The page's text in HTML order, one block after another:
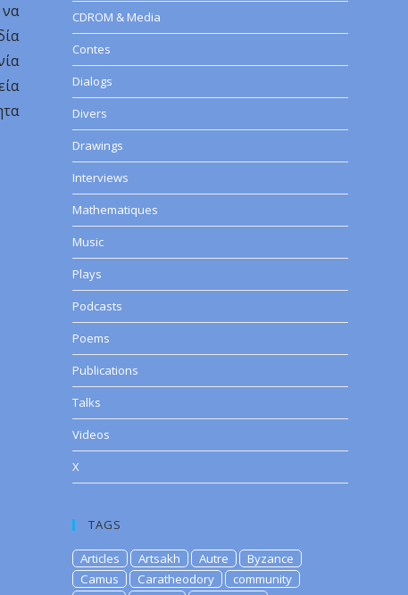
CDROM & Media
Contes
Dialogs
Divers
Drawings
Interviews
Mathematiques
Music
Plays
Podcasts
Poems
Publications
Talks
Videos
X
TAGS
Articles Artsakh Autre
Byzance
Camus
Caratheodory
community